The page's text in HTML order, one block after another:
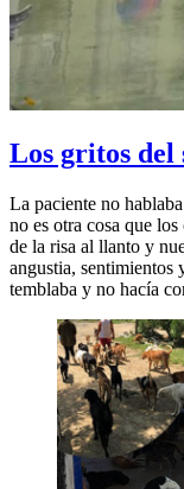
Los gritos del
La paciente no
no es otra cosa que
de la risa al llanto y
angustia, sentimientos
temblaba y no hacía